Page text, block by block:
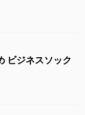
ビジネスソック